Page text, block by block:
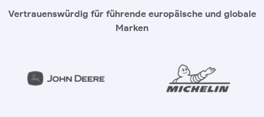
Vertrauenswürdig für führende europäische und globale
Marken